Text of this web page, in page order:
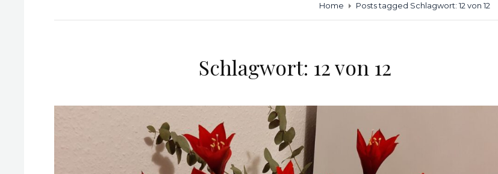
Home Posts tagged Schlagwort:12 von 12
Schlagwort: 12 von 12